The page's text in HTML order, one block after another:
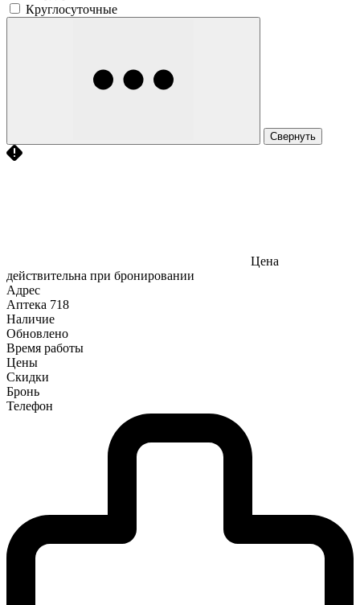
Круглосуточные
Свернуть
Цена
действительна при бронировании
Адрес
Аптека 718
Наличие
Обновлено
Время работы
Цены
Скидки
Бронь
Телефон